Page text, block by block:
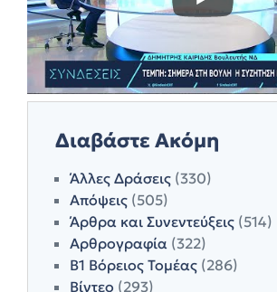
Διαβάστε Ακόμη
Άλλες Δράσεις (330)
Απόψεις (505)
Άρθρα και Συνεντεύξεις (514)
Αρθρογραφία (322)
Β1 Βόρειος Τομέας (286)
Βίντεο (293)